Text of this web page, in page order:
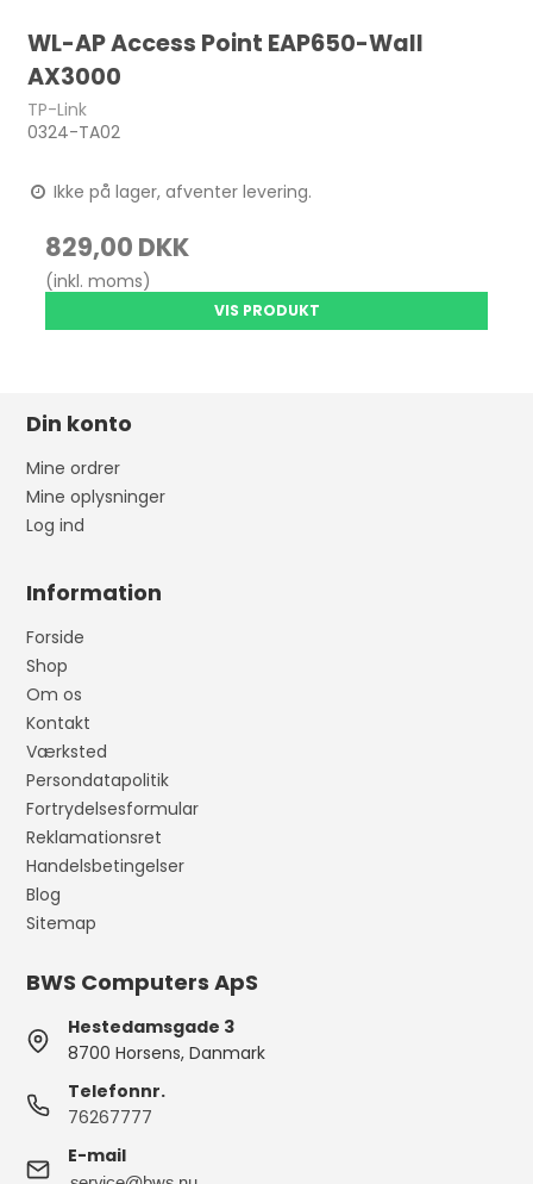
WL-AP Access Point EAP650-Wall
AX3000
TP-Link
0324-TA02
Ikke på lager, afventer levering.
829,00 DKK
(inkl. moms)
VIS PRODUKT
Din konto
Mine ordrer
Mine oplysninger
Log ind
Information
Forside
Shop
Om os
Kontakt
Værksted
Persondatapolitik
Fortrydelsesformular
Reklamationsret
Handelsbetingelser
Blog
Sitemap
BWS Computers ApS
Hestedamsgade 3
8700 Horsens, Danmark
Telefonnr.
76267777
E-mail